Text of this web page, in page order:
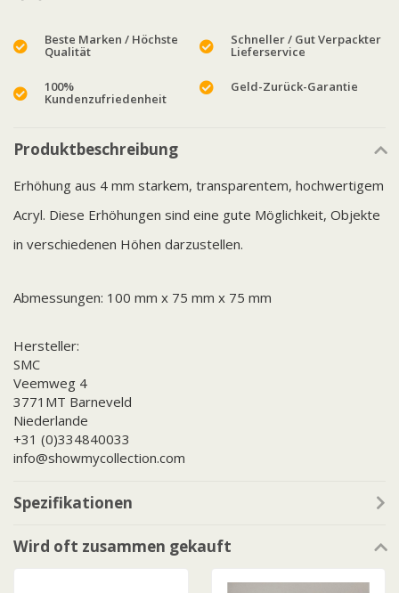
Beste Marken / Höchste
Qualität
Schneller / Gut Verpackter
Lieferservice
100%
Kundenzufriedenheit
Geld-Zurück-Garantie
Produktbeschreibung
Erhöhung aus 4 mm starkem, transparentem, hochwertigem
Acryl. Diese Erhöhungen sind eine gute Möglichkeit, Objekte
in verschiedenen Höhen darzustellen.
Abmessungen: 100 mm x 75 mm x 75 mm
Hersteller:
SMC
Veemweg 4
3771MT Barneveld
Niederlande
+31 (0)334840033
info@showmycollection.com
Spezifikationen
Wird oft zusammen gekauft